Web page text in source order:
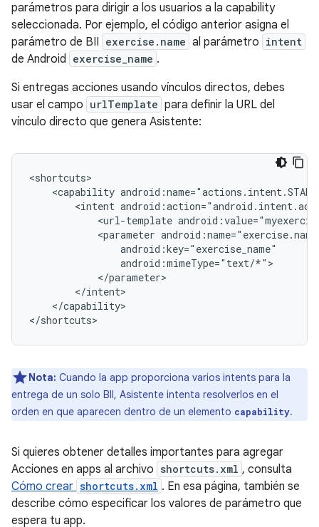
parámetros para dirigir a los usuarios a la capability
seleccionada. Por ejemplo, el código anterior asigna el
parámetro de BII exercise.name al parámetro intent
de Android exercise_name .
Si entregas acciones usando vínculos directos, debes
usar el campo urlTemplate para definir la URL del
vínculo directo que genera Asistente:
<capability
<intent
<url-template
<parameter
</capability>
Nota: Cuando la app proporciona varios intents para la
entrega de un solo BII, Asistente intenta resolverlos en el
orden en que aparecen dentro de un elemento capability.
Si quieres obtener detalles importantes para agregar
Acciones en apps al archivo shortcuts.xml , consulta
Cómo crear shortcuts.xml . En esa página, también se
describe cómo especificar los valores de parámetro que
espera tu app.